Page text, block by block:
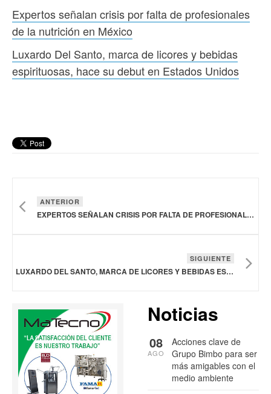
Expertos señalan crisis por falta de profesionales
de la nutrición en México
Luxardo Del Santo, marca de licores y bebidas
espirituosas, hace su debut en Estados Unidos
ANTERIOR
EXPERTOS SEÑALAN CRISIS POR FALTA DE PROFESIONALES DE LA NUTRICIÓN EN MÉXICO
SIGUIENTE
LUXARDO DEL SANTO, MARCA DE LICORES Y BEBIDAS ESPIRITUOSAS, HACE SU DEBUT EN ESTADOS UNIDOS
Noticias
Acciones clave de
Grupo Bimbo para ser
más amigables con el
medio ambiente
08
AGO